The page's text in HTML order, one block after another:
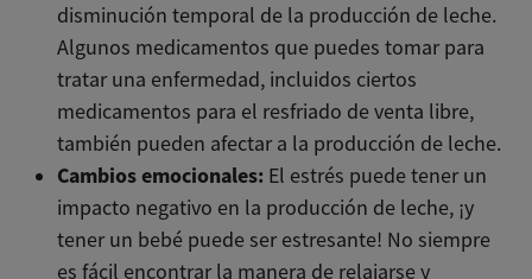
disminución temporal de la producción de leche.
Algunos medicamentos que puedes tomar para
tratar una enfermedad, incluidos ciertos
medicamentos para el resfriado de venta libre,
también pueden afectar a la producción de leche.
Cambios emocionales: El estrés puede tener un
impacto negativo en la producción de leche, ¡y
tener un bebé puede ser estresante! No siempre
es fácil encontrar la manera de relajarse y